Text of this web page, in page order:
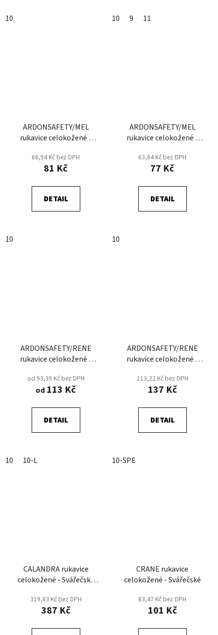
10 10 9 11
ARDONSAFETY/MEL
rukavice celokožené -
blistr
66,94 Kč bez DPH
81 Kč
DETAIL
10
ARDONSAFETY/MEL
rukavice celokožené -
63,64 Kč bez DPH
77 Kč
DETAIL
10
ARDONSAFETY/RENE
rukavice celokožené -
od 93,39 Kč bez DPH
od 113 Kč
DETAIL
10 10-L
ARDONSAFETY/RENE
rukavice celokožené -
blistr
113,22 Kč bez DPH
137 Kč
DETAIL
10-SPE
CALANDRA rukavice
celokožené - Svářečské
319,83 Kč bez DPH
387 Kč
CRANE rukavice
celokožené - Svářečské
83,47 Kč bez DPH
101 Kč